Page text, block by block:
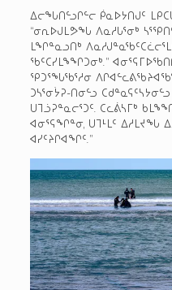
ᐃᓕᖓᑎᓪᓗᒋᓪᓕ ᑮᓇᐅᔭᑎᒍᑦ
“ᓂᕆᐅᒍᒪᕗᖓ ᐱᓇᓱᒐᕐᓂᒃ
ᒪᖏᓐᓇᓗᑎᒃ
ᖃᑦᑕᓯᒪᖕᖏᑐᓂᒃ.”
ᕿᑐᕐᖓᖃᕐᓱᓂ
ᑐᓴᕐᓂᔮᕈ-ᑎᓂᓪᓗ
ᑌᒣᓘᕈᓐᓇᓕᕐᑐᑦ. ᑕᓚᕖᓴᒥᒃ
ᐊᓂᕐᕋᖏᓐᓂ, ᑌᒣᒻᒪᑦ ᐃᓱᒪᔪᖓ
ᐊᓯᑦᔨᒋᐊᖏᑦ.”